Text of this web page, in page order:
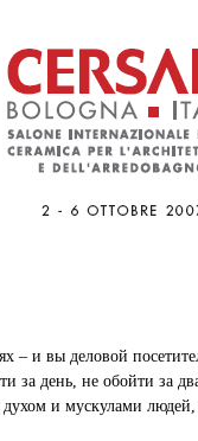
– и вы деловой
за день, не обойти за
и мускулами